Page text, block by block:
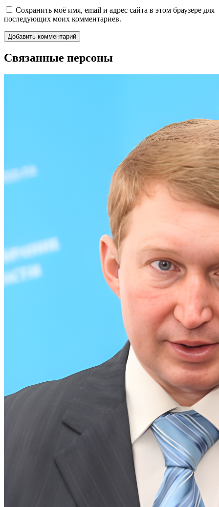
Сохранить моё имя, email и адрес сайта в этом браузере для
последующих моих комментариев.
Связанные персоны